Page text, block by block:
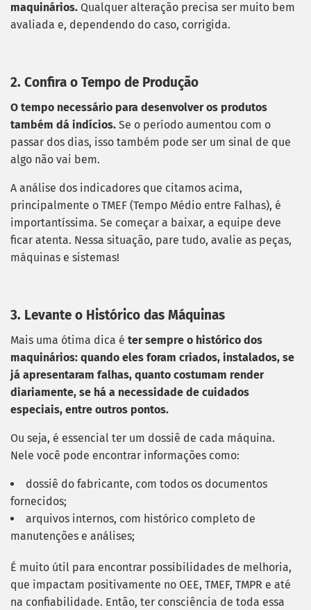
maquinários. Qualquer alteração precisa ser muito bem
avaliada e, dependendo do caso, corrigida.
2. Confira o Tempo de Produção
O tempo necessário para desenvolver os produtos
também dá indícios. Se o período aumentou com o
passar dos dias, isso também pode ser um sinal de que
algo não vai bem.
A análise dos indicadores que citamos acima,
principalmente o TMEF (Tempo Médio entre Falhas), é
importantíssima. Se começar a baixar, a equipe deve
ficar atenta. Nessa situação, pare tudo, avalie as peças,
máquinas e sistemas!
3. Levante o Histórico das Máquinas
Mais uma ótima dica é ter sempre o histórico dos
maquinários: quando eles foram criados, instalados, se
já apresentaram falhas, quanto costumam render
diariamente, se há a necessidade de cuidados
especiais, entre outros pontos.
Ou seja, é essencial ter um dossiê de cada máquina.
Nele você pode encontrar informações como:
dossiê do fabricante, com todos os documentos
fornecidos;
arquivos internos, com histórico completo de
manutenções e análises;
É muito útil para encontrar possibilidades de melhoria,
que impactam positivamente no OEE, TMEF, TMPR e até
na confiabilidade. Então, ter consciência de toda essa